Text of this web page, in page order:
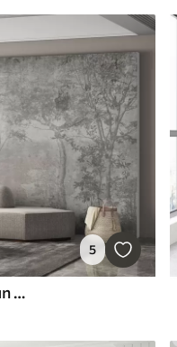
5
Murale Peinture d'une forêt sur un mur en pierre